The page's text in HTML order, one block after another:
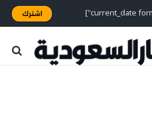
اشترك